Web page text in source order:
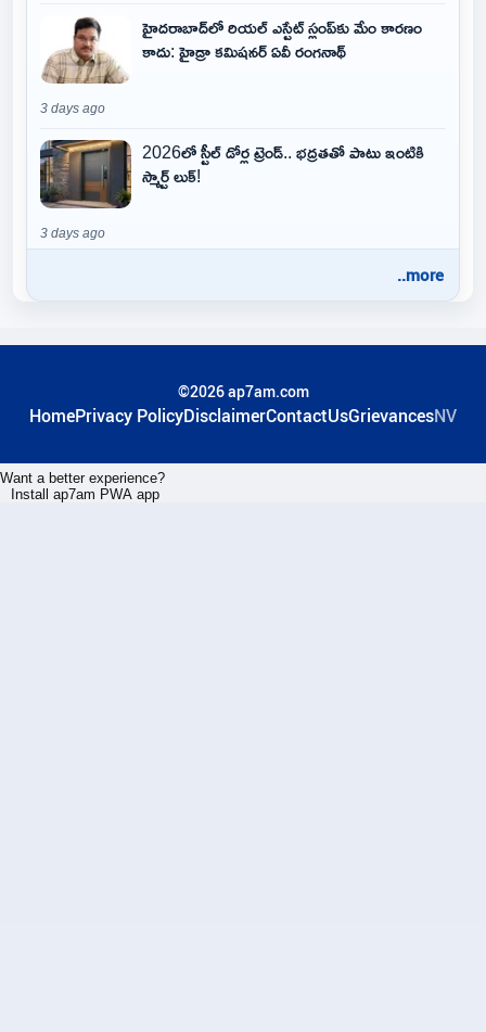
హైదరాబాద్‌లో రియల్ ఎస్టేట్ స్లంప్‌కు మేం కారణం
కాదు: హైడ్రా కమిషనర్ ఏవీ రంగనాథ్
3 days ago
2026లో స్టీల్ డోర్ల ట్రెండ్.. భద్రతతో పాటు ఇంటికి
స్మార్ట్ లుక్!
3 days ago
..more
©2026 ap7am.com
HomePrivacy PolicyDisclaimerContactUsGrievancesNV
Want a better experience?
Install ap7am PWA app